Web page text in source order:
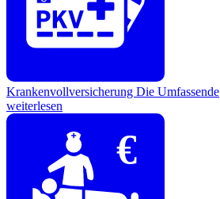
Krankenvollversicherung Die Umfassende
weiterlesen
€